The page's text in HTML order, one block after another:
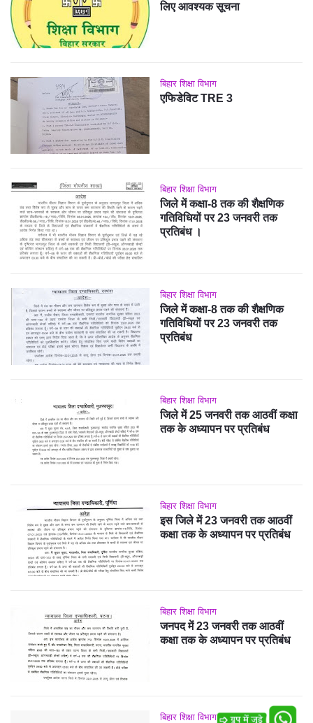
लिए आवश्यक सूचना
बिहार शिक्षा विभाग
एफिडेविट TRE 3
बिहार शिक्षा विभाग
जिले में कक्षा-8 तक की शैक्षणिक
गतिविधियों पर 23 जनवरी तक
प्रतिबंध ।
बिहार शिक्षा विभाग
जिले में कक्षा-8 तक की शैक्षणिक
गतिविधियों पर 23 जनवरी तक
प्रतिबंध
बिहार शिक्षा विभाग
जिले में 25 जनवरी तक आठवीं कक्षा
तक के अध्यापन पर प्रतिबंध
बिहार शिक्षा विभाग
इस जिले में 23 जनवरी तक आठवीं
कक्षा तक के अध्यापन पर प्रतिबंध
बिहार शिक्षा विभाग
जनपद में 23 जनवरी तक आठवीं
कक्षा तक के अध्यापन पर प्रतिबंध
बिहार शिक्षा विभाग